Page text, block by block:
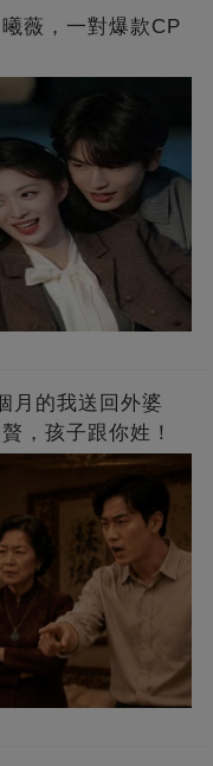
薇，一對爆款CP
月的我送回外婆
，孩子跟你姓！